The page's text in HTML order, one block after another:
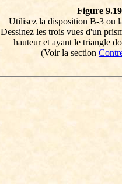
Figure 9.19
Utilisez la disposition B-3 ou
Dessinez les trois vues d'un
hauteur et ayant le triangle
(Voir la section